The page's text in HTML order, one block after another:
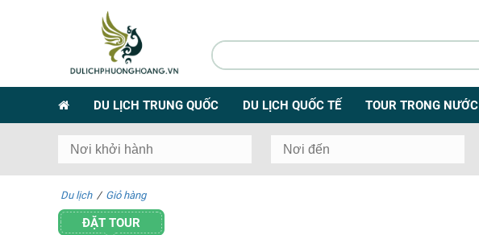
DU LỊCH TRUNG QUỐC DU LỊCH QUỐC TẾ TOUR TRONG NƯỚC
Du lịch / Giỏ hàng
ĐẶT TOUR